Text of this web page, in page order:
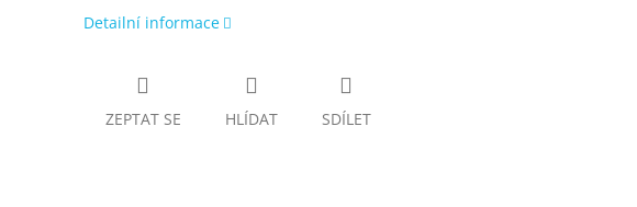
Detailní informace
ZEPTAT SE HLÍDAT SDÍLET